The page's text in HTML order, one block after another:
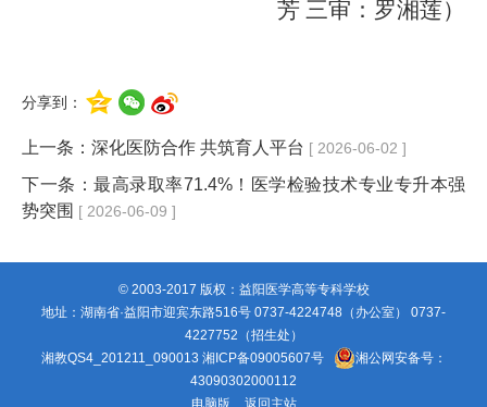
芳 三审：罗湘莲）
分享到：
上一条： 深化医防合作 共筑育人平台 [ 2026-06-02 ]
下一条： 最高录取率71.4%！医学检验技术专业专升本强
势突围 [ 2026-06-09 ]
© 2003-2017 版权：益阳医学高等专科学校
地址：湖南省·益阳市迎宾东路516号 0737-4224748（办公室） 0737-
4227752（招生处）
湘教QS4_201211_090013 湘ICP备09005607号
湘公网安备号：
43090302000112